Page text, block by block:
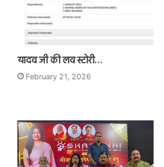
यादव जी की लव स्टोरी…
February 21, 2026